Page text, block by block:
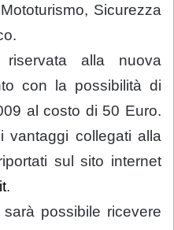
Sicurezza
alla nuova
con la possibilità di
al costo di 50 Euro.
vantaggi collegati alla
sul sito internet
.
possibile ricevere